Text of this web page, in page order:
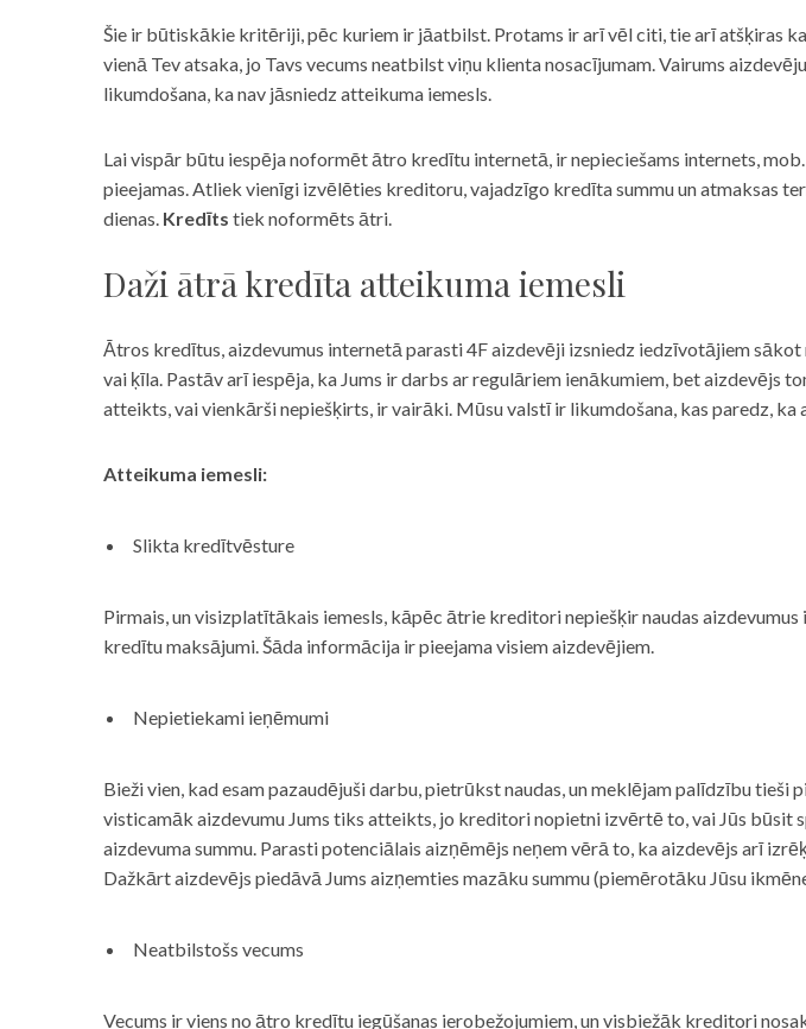
Šie ir būtiskākie kritēriji, pēc kuriem ir jāatbilst. Protams ir arī vēl citi, tie arī atšķiras
vienā Tev atsaka, jo Tavs vecums neatbilst viņu klienta nosacījumam. Vairums
likumdošana, ka nav jāsniedz atteikuma iemesls.
Lai vispār būtu iespēja noformēt ātro kredītu internetā, ir nepieciešams internets,
pieejamas. Atliek vienīgi izvēlēties kreditoru, vajadzīgo kredīta summu un atmaksas
dienas. Kredīts tiek noformēts ātri.
Daži ātrā kredīta atteikuma iemesli
Ātros kredītus, aizdevumus internetā parasti 4F aizdevēji izsniedz iedzīvotājiem
vai ķīla. Pastāv arī iespēja, ka Jums ir darbs ar regulāriem ienākumiem, bet aizdevējs
atteikts, vai vienkārši nepiešķirts, ir vairāki. Mūsu valstī ir likumdošana, kas paredz,
Atteikuma iemesli:
Slikta kredītvēsture
Pirmais, un visizplatītākais iemesls, kāpēc ātrie kreditori nepiešķir naudas
kredītu maksājumi. Šāda informācija ir pieejama visiem aizdevējiem.
Nepietiekami ieņēmumi
Bieži vien, kad esam pazaudējuši darbu, pietrūkst naudas, un meklējam palīdzību
visticamāk aizdevumu Jums tiks atteikts, jo kreditori nopietni izvērtē to, vai Jūs būsit
aizdevuma summu. Parasti potenciālais aizņēmējs neņem vērā to, ka aizdevējs arī
Dažkārt aizdevējs piedāvā Jums aizņemties mazāku summu (piemērotāku Jūsu
Neatbilstošs vecums
Vecums ir viens no ātro kredītu iegūšanas ierobežojumiem, un visbiežāk kreditori